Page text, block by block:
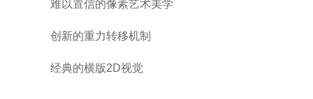
难以置信的像素艺术美学
创新的重力转移机制
经典的横版2D视觉